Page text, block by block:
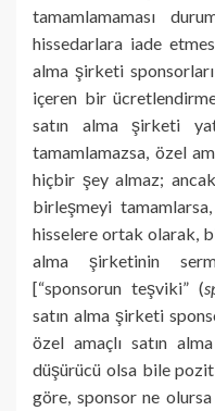
tamamlamaması
hissedarlara iade
alma şirketi
içeren bir
satın alma şirketi
tamamlamazsa, özel
hiçbir şey almaz;
birleşmeyi
hisselere ortak olarak,
alma şirketinin
[“sponsorun teşviki” (
satın alma şirketi
özel amaçlı satın
düşürücü olsa bile
göre, sponsor ne